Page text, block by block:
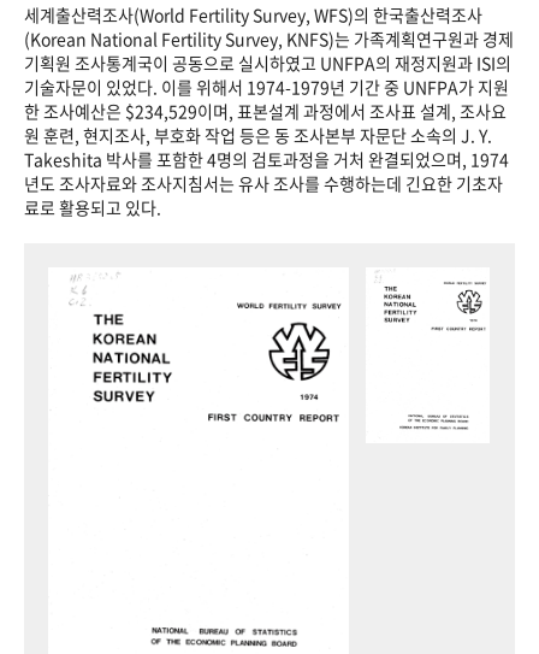
세계출산력조사(World Fertility Survey, WFS)의 한국출산력조사
(Korean National Fertility Survey, KNFS)는 가족계획연구원과 경제
기획원 조사통계국이 공동으로 실시하였고 UNFPA의 재정지원과 ISI의
기술자문이 있었다. 이를 위해서 1974-1979년 기간 중 UNFPA가 지원
한 조사예산은 $234,529이며, 표본설계 과정에서 조사표 설계, 조사요
원 훈련, 현지조사, 부호화 작업 등은 동 조사본부 자문단 소속의 J. Y.
Takeshita 박사를 포함한 4명의 검토과정을 거처 완결되었으며, 1974
년도 조사자료와 조사지침서는 유사 조사를 수행하는데 긴요한 기초자
료로 활용되고 있다.